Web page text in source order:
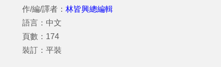
作/編/譯者： 林皆興總編輯
語言：中文
頁數：174
裝訂：平裝